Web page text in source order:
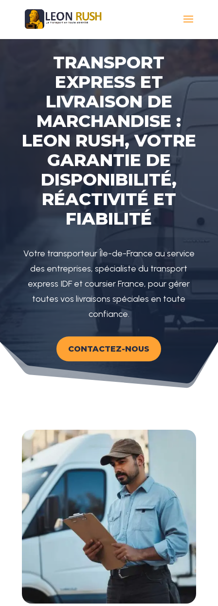
TRANSPORT
EXPRESS ET
LIVRAISON DE
MARCHANDISE :
LEON RUSH, VOTRE
GARANTIE DE
DISPONIBILITÉ,
RÉACTIVITÉ ET
FIABILITÉ
Votre transporteur Île-de-France au service
des entreprises, spécialiste du transport
express IDF et coursier France, pour gérer
toutes vos livraisons spéciales en toute
confiance.
CONTACTEZ-NOUS